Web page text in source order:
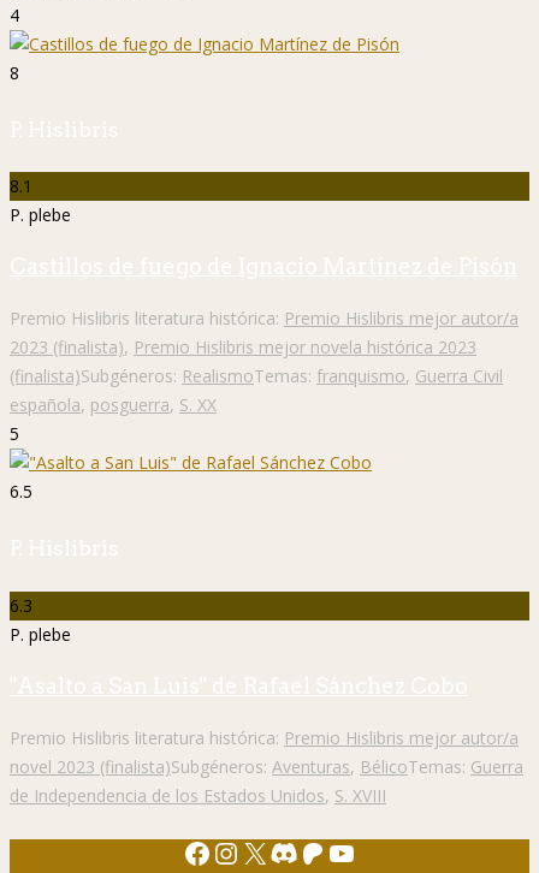
4
8
P. Hislibris
8.1
P. plebe
Castillos de fuego de Ignacio Martínez de Pisón
Premio Hislibris literatura histórica: Premio Hislibris mejor autor/a
2023 (finalista), Premio Hislibris mejor novela histórica 2023
(finalista)Subgéneros: RealismoTemas: franquismo, Guerra Civil
española, posguerra, S. XX
5
6.5
P. Hislibris
6.3
P. plebe
"Asalto a San Luis" de Rafael Sánchez Cobo
Premio Hislibris literatura histórica: Premio Hislibris mejor autor/a
novel 2023 (finalista)Subgéneros: Aventuras, BélicoTemas: Guerra
de Independencia de los Estados Unidos, S. XVIII
Facebook
Instagram
X Discord
Patreon
YouTube